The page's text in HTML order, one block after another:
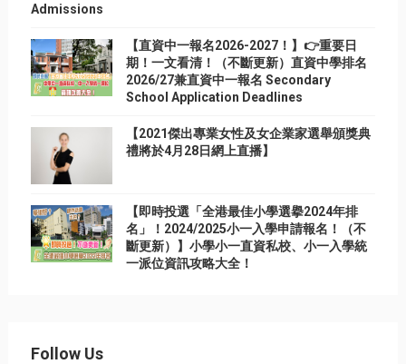
Admissions
【直資中一報名2026-2027！】👉重要日
期！一文看清！（不斷更新）直資中學排名
2026/27兼直資中一報名 Secondary
School Application Deadlines
【2021傑出專業女性及女企業家選舉頒獎典
禮將於4月28日網上直播】
【即時投選「全港最佳小學選擧2024年排
名」！2024/2025小一入學申請報名！（不
斷更新）】小學小一直資私校、小一入學統
一派位資訊攻略大全！
Follow Us